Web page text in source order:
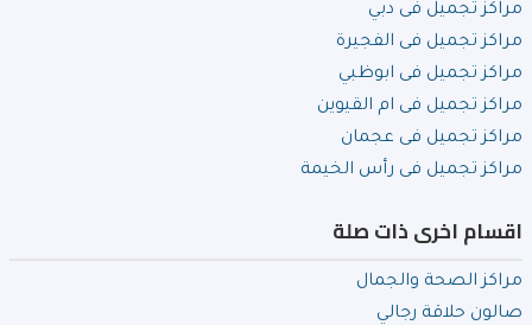
مراكز تجميل فى دبي
مراكز تجميل فى الفجيرة
مراكز تجميل فى ابوظبي
مراكز تجميل فى ام القيوين
مراكز تجميل فى عجمان
مراكز تجميل فى رأس الخيمة
اقسام اخرى ذات صلة
مراكز الصحة والجمال
صالون حلاقة رجالي